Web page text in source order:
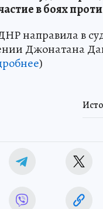
в боях
направила в
Джонатана
)